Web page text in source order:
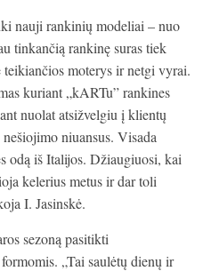
nauji rankinių modeliai – nuo
tinkančią rankinę suras tiek
moterys ir netgi vyrai.
kuriant „kARTu” rankines
nuolat atsižvelgiu į klientų
niuansus. Visada
odą iš Italijos. Džiaugiuosi, kai
kelerius metus ir dar toli
I. Jasinskė.
sezoną pasitikti
„Tai saulėtų dienų ir